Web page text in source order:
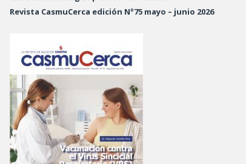
Revista CasmuCerca edición Nº75 mayo – junio 2026